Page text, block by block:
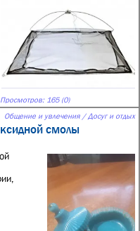
Просмотров: 165 (0)
Общение и увлечения / Досуг и отдых
смолы